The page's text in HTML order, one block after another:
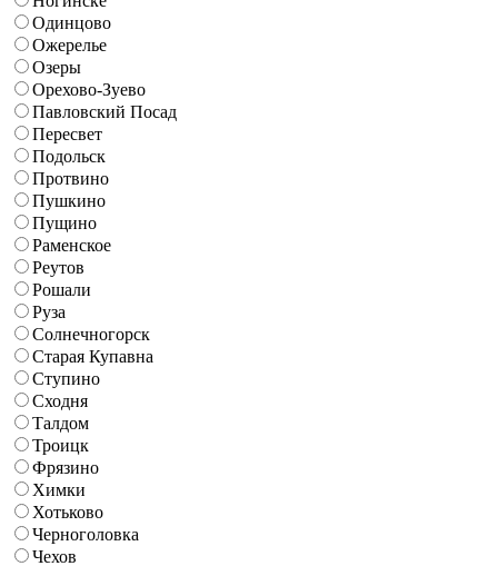
Одинцово
Ожерелье
Озеры
Орехово-Зуево
Павловский Посад
Пересвет
Подольск
Протвино
Пушкино
Пущино
Раменское
Реутов
Рошали
Руза
Солнечногорск
Старая Купавна
Ступино
Сходня
Талдом
Троицк
Фрязино
Химки
Хотьково
Черноголовка
Чехов